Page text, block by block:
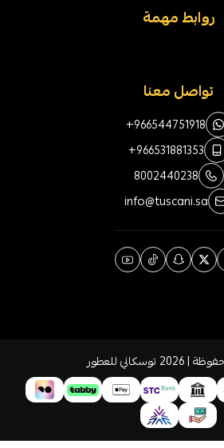
روابط مهمة
تواصل معنا
+966544751918
+966531881353
8002440238
info@tuscani.sa
| 2026 توسكاني للعطور